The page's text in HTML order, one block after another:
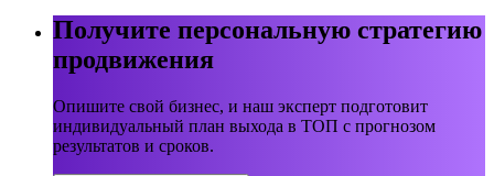
Получите персональную стратегию
продвижения
Опишите свой бизнес, и наш эксперт подготовит
индивидуальный план выхода в ТОП с прогнозом
результатов и сроков.